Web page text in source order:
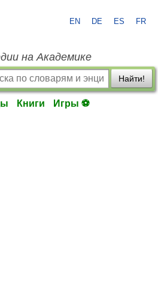
EN DE ES FR
на Академике
Найти!
Книги Игры ⚽